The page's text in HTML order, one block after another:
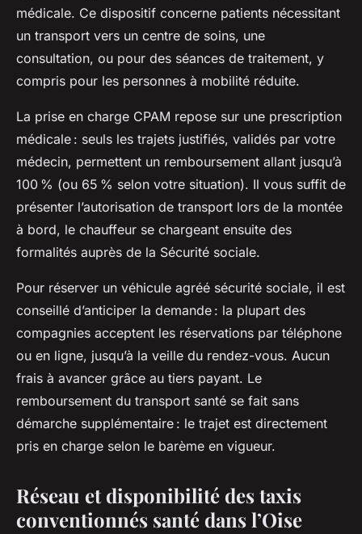
médicale. Ce dispositif concerne patients nécessitant
un transport vers un centre de soins, une
consultation, ou pour des séances de traitement, y
compris pour les personnes à mobilité réduite.
La prise en charge CPAM repose sur une prescription
médicale : seuls les trajets justifiés, validés par votre
médecin, permettent un remboursement allant jusqu’à
100 % (ou 65 % selon votre situation). Il vous suffit de
présenter l’autorisation de transport lors de la montée
à bord, le chauffeur se chargeant ensuite des
formalités auprès de la Sécurité sociale.
Pour réserver un véhicule agréé sécurité sociale, il est
conseillé d’anticiper la demande : la plupart des
compagnies acceptent les réservations par téléphone
ou en ligne, jusqu’à la veille du rendez-vous. Aucun
frais à avancer grâce au tiers payant. Le
remboursement du transport santé se fait sans
démarche supplémentaire : le trajet est directement
pris en charge selon le barème en vigueur.
Réseau et disponibilité des taxis
conventionnés santé dans l’Oise